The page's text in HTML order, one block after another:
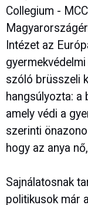
Collegium -
Intézet az
szóló brüsszeli
hangsúlyozta:
amely védi a
szerinti
hogy az anya
Sajnálatosnak
politikusok már